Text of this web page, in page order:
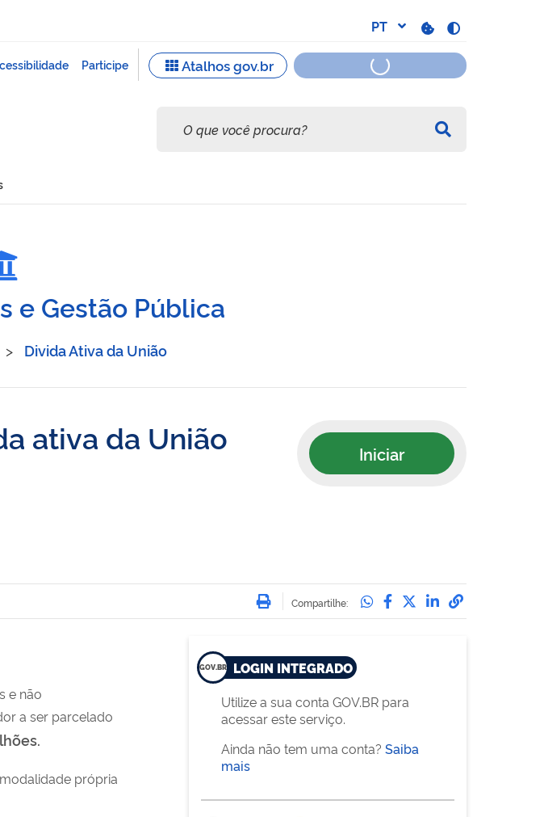
e Gestão Pública
> Divida Ativa da União
ativa da União
Iniciar
Imprimir
Compartilhe: Compartilhe no
Compartilhe no
Compartilhe no
Compartilhe
e não
a ser parcelado
própria
LOGIN INTEGRADO
Utilize a sua conta GOV.BR para
acessar este serviço.
Ainda não tem uma conta? Saiba
mais